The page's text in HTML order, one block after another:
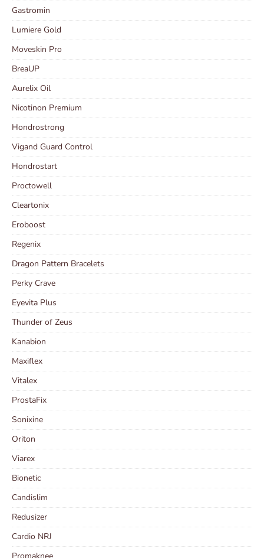
Gastromin
Lumiere Gold
Moveskin Pro
BreaUP
Aurelix Oil
Nicotinon Premium
Hondrostrong
Vigand Guard Control
Hondrostart
Proctowell
Cleartonix
Eroboost
Regenix
Dragon Pattern Bracelets
Perky Crave
Eyevita Plus
Thunder of Zeus
Kanabion
Maxiflex
Vitalex
ProstaFix
Sonixine
Oriton
Viarex
Bionetic
Candislim
Redusizer
Cardio NRJ